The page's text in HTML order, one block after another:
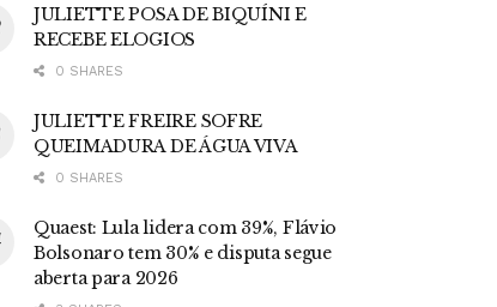
JULIETTE POSA DE BIQUÍNI E
RECEBE ELOGIOS
0 SHARES
JULIETTE FREIRE SOFRE
QUEIMADURA DE ÁGUA VIVA
0 SHARES
Quaest: Lula lidera com 39%, Flávio
Bolsonaro tem 30% e disputa segue
aberta para 2026